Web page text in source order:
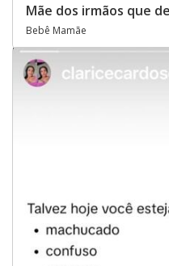
Mãe dos irmãos que
Bebê Mamãe